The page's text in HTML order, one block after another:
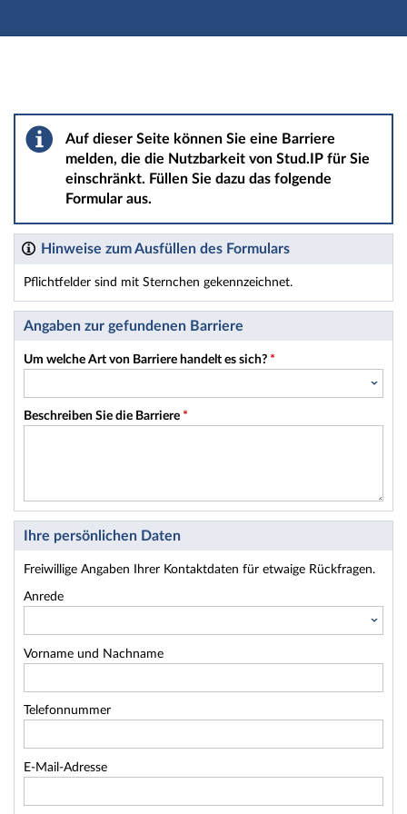
Hauptnavigation
Barriere melden
Auf dieser Seite können Sie eine Barriere
melden, die die Nutzbarkeit von Stud.IP für Sie
einschränkt. Füllen Sie dazu das folgende
Formular aus.
Hinweise zum Ausfüllen des Formulars
Pflichtfelder sind mit Sternchen gekennzeichnet.
Dieses Formular enthält Pflichtfelder.
Angaben zur gefundenen Barriere
Um welche Art von Barriere handelt es sich? *
Beschreiben Sie die Barriere *
Ihre persönlichen Daten
Freiwillige Angaben Ihrer Kontaktdaten für etwaige Rückfragen.
Anrede
Vorname und Nachname
Telefonnummer
E-Mail-Adresse